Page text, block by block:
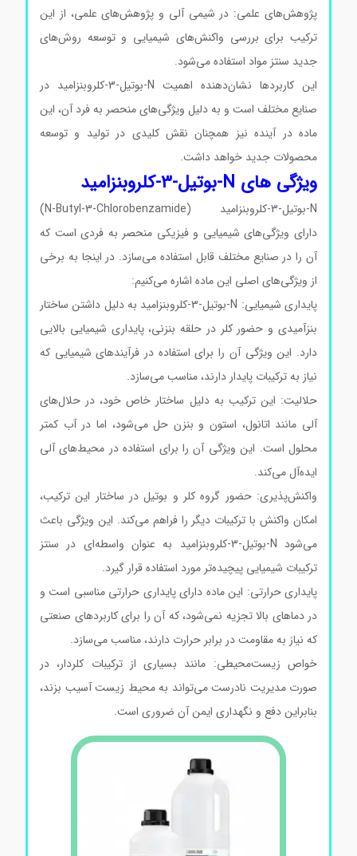
پژوهش‌های علمی: در شیمی آلی و پژوهش‌های علمی، از این
ترکیب برای بررسی واکنش‌های شیمیایی و توسعه روش‌های
جدید سنتز مواد استفاده می‌شود.
این کاربردها نشان‌دهنده اهمیت N-بوتیل-3-کلروبنزامید در
صنایع مختلف است و به دلیل ویژگی‌های منحصر به فرد آن، این
ماده در آینده نیز همچنان نقش کلیدی در تولید و توسعه
محصولات جدید خواهد داشت.
ویژگی های N-بوتیل-3-کلروبنزامید
N-بوتیل-3-کلروبنزامید (N-Butyl-3-Chlorobenzamide)
دارای ویژگی‌های شیمیایی و فیزیکی منحصر به فردی است که
آن را در صنایع مختلف قابل استفاده می‌سازد. در اینجا به برخی
از ویژگی‌های اصلی این ماده اشاره می‌کنیم:
پایداری شیمیایی: N-بوتیل-3-کلروبنزامید به دلیل داشتن ساختار
بنزآمیدی و حضور کلر در حلقه بنزنی، پایداری شیمیایی بالایی
دارد. این ویژگی آن را برای استفاده در فرآیندهای شیمیایی که
نیاز به ترکیبات پایدار دارند، مناسب می‌سازد.
حلالیت: این ترکیب به دلیل ساختار خاص خود، در حلال‌های
آلی مانند اتانول، استون و بنزن حل می‌شود، اما در آب کمتر
محلول است. این ویژگی آن را برای استفاده در محیط‌های آلی
ایده‌آل می‌کند.
واکنش‌پذیری: حضور گروه کلر و بوتیل در ساختار این ترکیب،
امکان واکنش با ترکیبات دیگر را فراهم می‌کند. این ویژگی باعث
می‌شود N-بوتیل-3-کلروبنزامید به عنوان واسطه‌ای در سنتز
ترکیبات شیمیایی پیچیده‌تر مورد استفاده قرار گیرد.
پایداری حرارتی: این ماده دارای پایداری حرارتی مناسبی است و
در دماهای بالا تجزیه نمی‌شود، که آن را برای کاربردهای صنعتی
که نیاز به مقاومت در برابر حرارت دارند، مناسب می‌سازد.
خواص زیست‌محیطی: مانند بسیاری از ترکیبات کلردار، در
صورت مدیریت نادرست می‌تواند به محیط زیست آسیب بزند،
بنابراین دفع و نگهداری ایمن آن ضروری است.